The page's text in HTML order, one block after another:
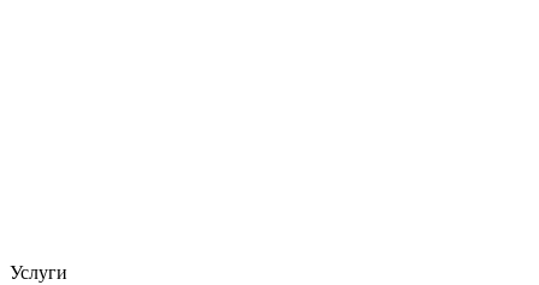
Услуги